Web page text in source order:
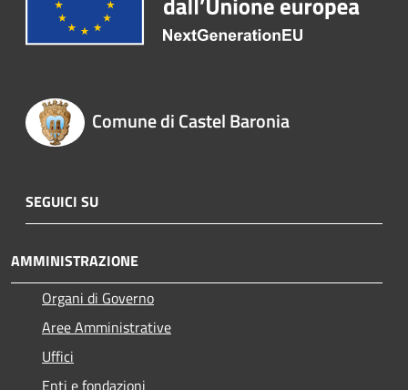
Comune di Castel Baronia
SEGUICI SU
AMMINISTRAZIONE
Organi di Governo
Aree Amministrative
Uffici
Enti e fondazioni